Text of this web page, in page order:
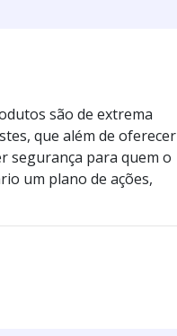
são de extrema
que além de oferecer
segurança para quem o
um plano de ações,